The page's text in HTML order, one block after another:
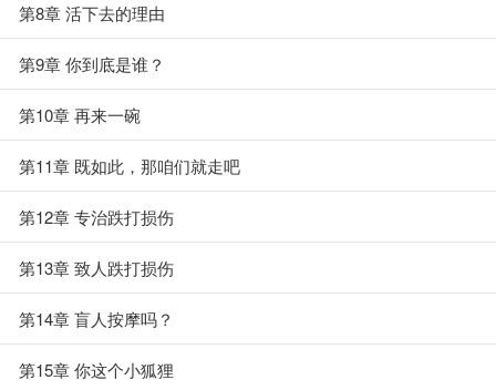
第8章 活下去的理由
第9章 你到底是谁？
第10章 再来一碗
第11章 既如此，那咱们就走吧
第12章 专治跌打损伤
第13章 致人跌打损伤
第14章 盲人按摩吗？
第15章 你这个小狐狸